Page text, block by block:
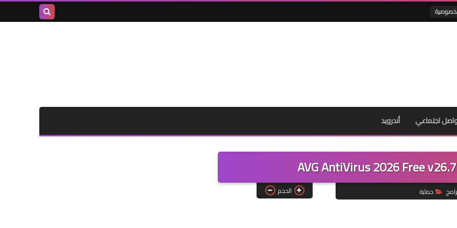
اجتماعي أندرويد
حماية الحجم